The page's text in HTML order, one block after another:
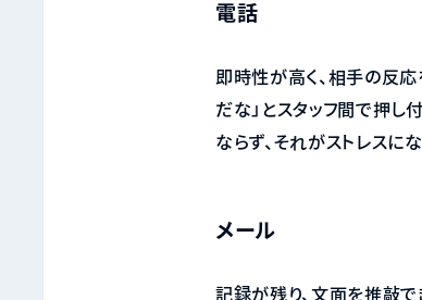
電話
即時性が高く、相手の反
だな」とスタッフ間で押
ならず、それがストレスに
メール
記録が残り、文面を推敲